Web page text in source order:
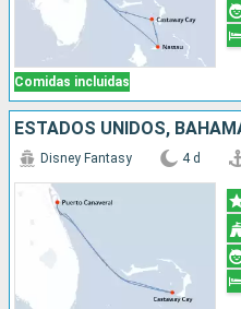
Comidas incluidas
ESTADOS UNIDOS,
Disney Fantasy 4 d